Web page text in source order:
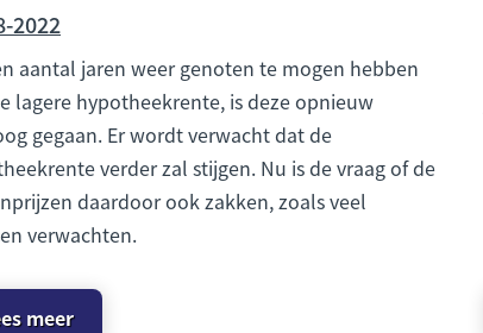
2022
aantal jaren weer genoten te mogen hebben
lagere hypotheekrente, is deze opnieuw
gegaan. Er wordt verwacht dat de
verder zal stijgen. Nu is de vraag of de
daardoor ook zakken, zoals veel
verwachten.
meer